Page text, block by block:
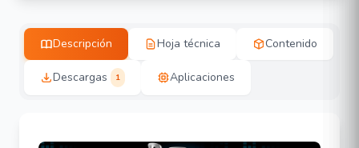
Descripción Hoja técnica Contenido
Descargas 1 Aplicaciones